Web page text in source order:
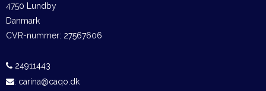
4750 Lundby
Danmark
CVR-nummer: 27567606
24911443
: carina@caqo.dk